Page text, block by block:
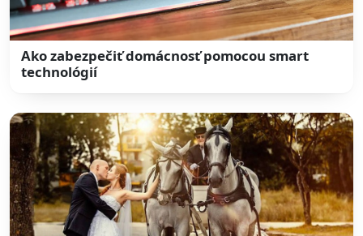
Ako zabezpečiť domácnosť pomocou smart
technológií